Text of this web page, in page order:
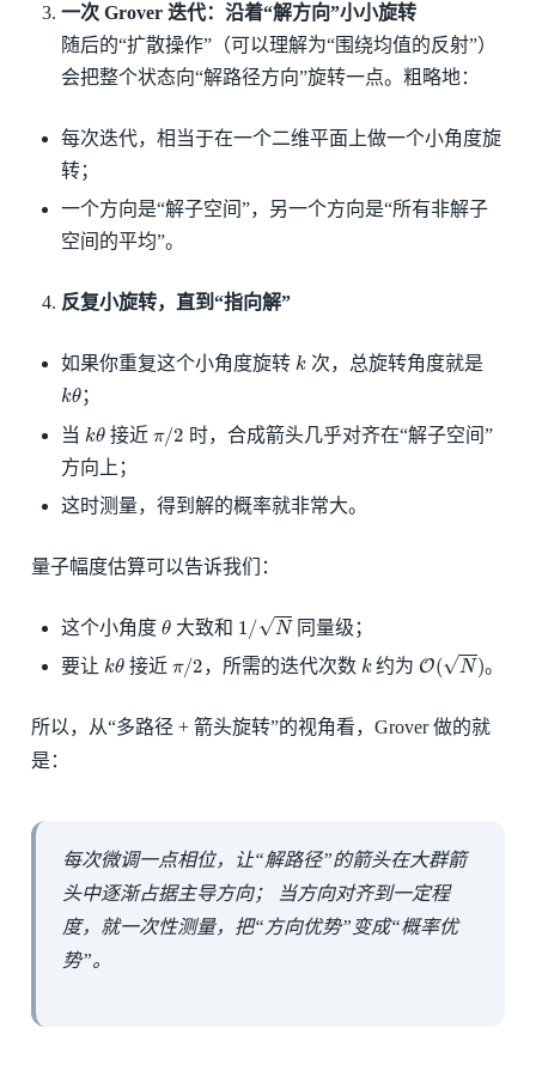
一次 Grover 迭代：沿着“解方向”小小旋转
随后的“扩散操作”（可以理解为“围绕均值的反射”）
会把整个状态向“解路径方向”旋转一点。粗略地：
每次迭代，相当于在一个二维平面上做一个小角度旋
转；
一个方向是“解子空间”，另一个方向是“所有非解子
空间的平均”。
反复小旋转，直到“指向解”
如果你重复这个小角度旋转 k 次，总旋转角度就是
k θ；
当 k θ接近 2 时，合成箭头几乎对齐在“解子空间”
方向上；
这时测量，得到解的概率就非常大。
量子幅度估算可以告诉我们：
这个小角度θ大致和 1 /N
同量级；
要让k θ接近 2 ，所需的迭代次数 k约为 O(N) 。
所以，从“多路径 + 箭头旋转”的视角看，Grover 做的就
是：
每次微调一点相位，让“解路径”的箭头在大群箭
头中逐渐占据主导方向； 当方向对齐到一定程
度，就一次性测量，把“方向优势”变成“概率优
势”。